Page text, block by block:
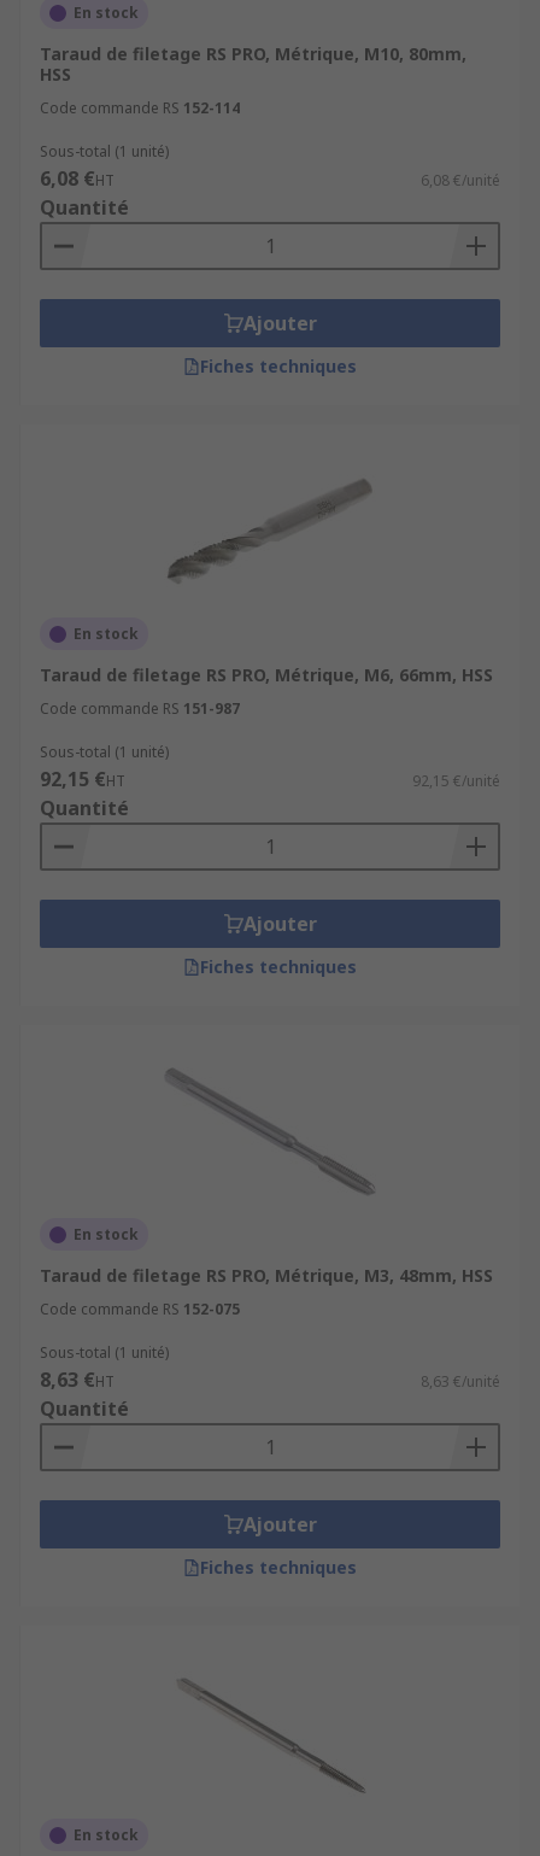
En stock
Taraud de filetage RS PRO, Métrique, M10, 80mm,
HSS
Code commande RS 152-114
Sous-total (1 unité)
6,08 €HT 6,08 €/unité
Quantité
Ajouter
Fiches techniques
En stock
Taraud de filetage RS PRO, Métrique, M6, 66mm, HSS
Code commande RS 151-987
Sous-total (1 unité)
92,15 €HT 92,15 €/unité
Quantité
Ajouter
Fiches techniques
En stock
Taraud de filetage RS PRO, Métrique, M3, 48mm, HSS
Code commande RS 152-075
Sous-total (1 unité)
8,63 €HT 8,63 €/unité
Quantité
Ajouter
Fiches techniques
En stock